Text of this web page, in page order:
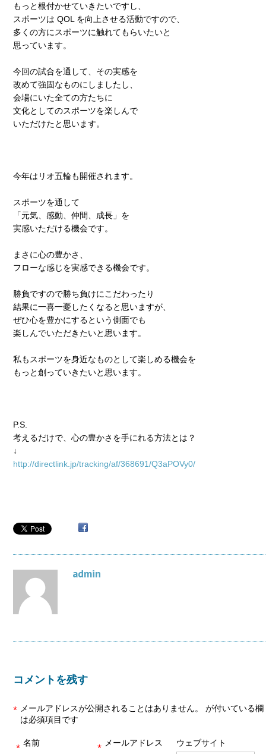
もっと根付かせていきたいですし、
スポーツは QOL を向上させる活動ですので、
多くの方にスポーツに触れてもらいたいと
思っています。
今回の試合を通して、その実感を
改めて強固なものにしましたし、
会場にいた全ての方たちに
文化としてのスポーツを楽しんで
いただけたと思います。
今年はリオ五輪も開催されます。
スポーツを通して
「元気、感動、仲間、成長」を
実感いただける機会です。
まさに心の豊かさ、
フローな感じを実感できる機会です。
勝負ですので勝ち負けにこだわったり
結果に一喜一憂したくなると思いますが、
ぜひ心を豊かにするという側面でも
楽しんでいただきたいと思います。
私もスポーツを身近なものとして楽しめる機会を
もっと創っていきたいと思います。
P.S.
考えるだけで、心の豊かさを手にれる方法とは？
↓
http://directlink.jp/tracking/af/368691/Q3aPOVy0/
admin
コメントを残す
メールアドレスが公開されることはありません。
*
が付いている欄
は必須項目です
名前
* メールアドレス
* ウェブサイト